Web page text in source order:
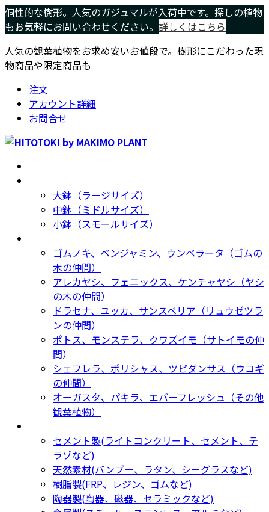
コ
ン
ン
ツ
プ
ナ
ビ
ー
シ
動
個性的な樹形。人気のガジュマルが入荷中です。探しの植物
もお気軽にお問い合わせください。 詳しくはこちら
人気の観葉植物をお求め安いお値段で。樹形にこだわった現
物商品や限定商品も
注文
アカウント詳細
お問合せ
大鉢（ラージサイズ）
中鉢（ミドルサイズ）
小鉢（スモールサイズ）
ゴムノキ、ベンジャミン、ウンベラータ（ゴムの
木の仲間）
アレカヤシ、フェニックス、ケンチャヤシ（ヤシ
の木の仲間）
ドラセナ、ユッカ、サンスベリア（リュウゼツラ
ンの仲間）
ポトス、モンステラ、クワズイモ（サトイモの仲
間）
シェフレラ、ポリシャス、ツピダンサス（ウコギ
の仲間）
オーガスタ、パキラ、エバーフレッシュ（その他
観葉植物）
セメント製(ライトコンクリート、セメント、テ
ラゾなど)
天然素材(バンブー、ラタン、シーグラスなど)
樹脂製(FRP、レジン、ゴムなど)
陶器製(陶器、磁器、セラミックなど)